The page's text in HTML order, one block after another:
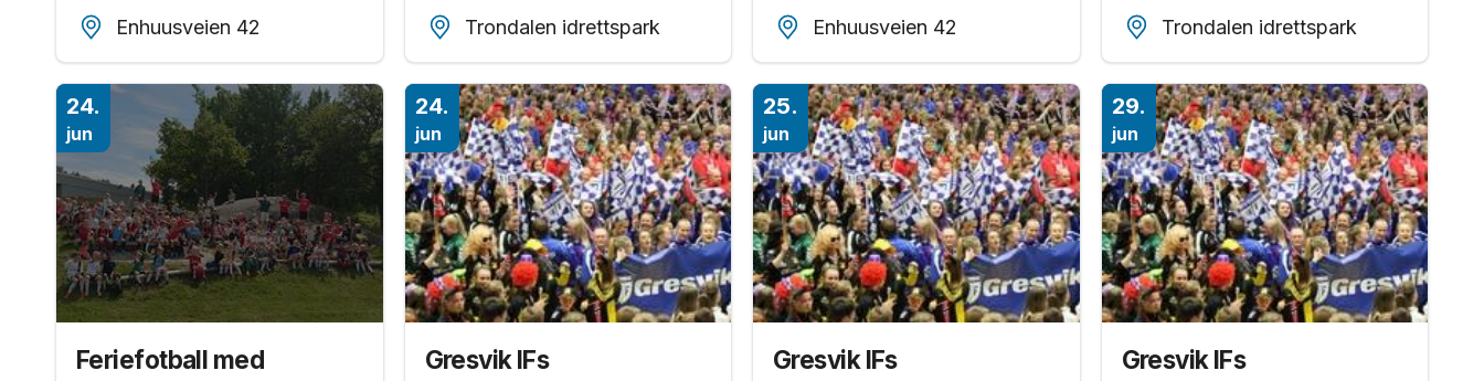
Enhuusveien 42
Trondalen idrettspark
Enhuusveien 42
Trondalen idrettspark
24.
jun
Feriefotball med
24.
jun
Gresvik IFs
25.
jun
Gresvik IFs
29.
jun
Gresvik IFs